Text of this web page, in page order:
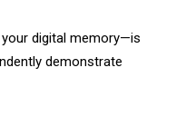
digital memory—is
demonstrate